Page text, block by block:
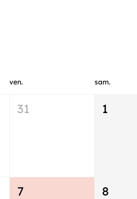
ven. sam.
31 1
7 8